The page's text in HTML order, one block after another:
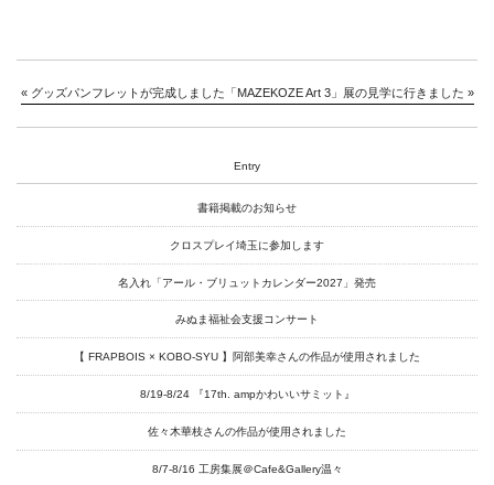
News
About
Artists
Exhibitions
Projects
Goods
Media
Access
« グッズパンフレットが完成しました 「MAZEKOZE Art 3」展の見学に行きました »
Entry
書籍掲載のお知らせ
クロスプレイ埼玉に参加します
名入れ「アール・ブリュットカレンダー2027」発売
みぬま福祉会支援コンサート
【 FRAPBOIS × KOBO-SYU 】阿部美幸さんの作品が使用されました
8/19-8/24 『17th. ampかわいいサミット』
佐々木華枝さんの作品が使用されました
8/7-8/16 工房集展＠Cafe&Gallery温々